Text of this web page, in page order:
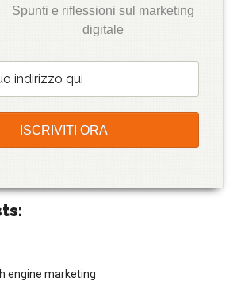
Spunti e riflessioni sul marketing
digitale
engine marketing